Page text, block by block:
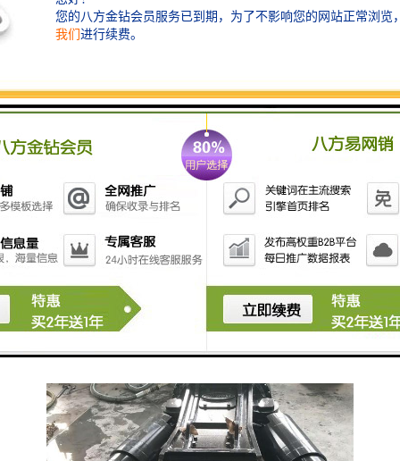
挖掘机鹰嘴剪切机可以安装在挖掘机，多方位工作，可
以作用与重型废钢废铁，报废汽车，钢构拆解，拆船工
程，桥梁拆解的钢铁剪切。鹰嘴剪智造大观，挥洒自
如，移动方便，速度快效益高，将替代式剪切机，龙门
重废剪切机，打包剪切机等不能移动的缺点，也降低了
投资成本，安全性提高了，液压鹰嘴剪可以在任何场合
灵活使用。